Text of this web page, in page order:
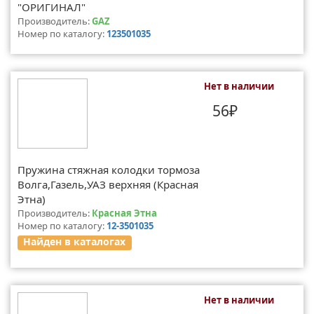
"ОРИГИНАЛ"
Производитель:GAZ
Номер по каталогу: 123501035
Нет в наличии
56₽
Пружина стяжная колодки тормоза
Волга,Газель,УАЗ верхняя (Красная
Этна)
Производитель: Красная Этна
Номер по каталогу: 12-3501035
Найден в каталогах
Нет в наличии